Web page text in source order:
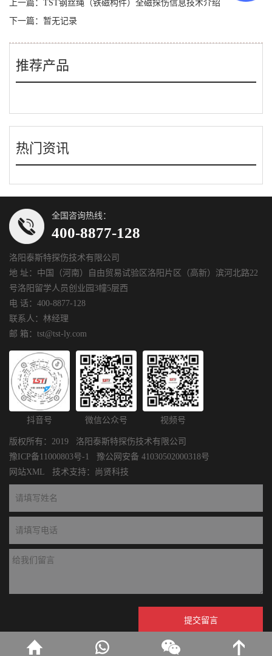
上一篇： TST钢丝绳（铁磁构件）全磁探伤信息技术介绍
下一篇：暂无记录
推荐产品
热门资讯
全国咨询热线：
400-8877-128
洛阳泰斯特探伤技术有限公司
地 址：中国（河南）自由贸易试验区洛阳片区（高新）滨河北路22
号洛阳留学人员创业园3幢5层西
电 话：400-8877-128
联系人：林经理
邮 箱：tst@tst-ly.com
抖音号 微信公众号 视频号
版权所有：2019 洛阳泰斯特探伤技术有限公司
豫ICP备11000803号-1
豫公网安备 41030502000318号
网站XML 技术支持： 尚贤科技
提交留言
* 请认证填写您的需求并提交，我们会尽快与您联系